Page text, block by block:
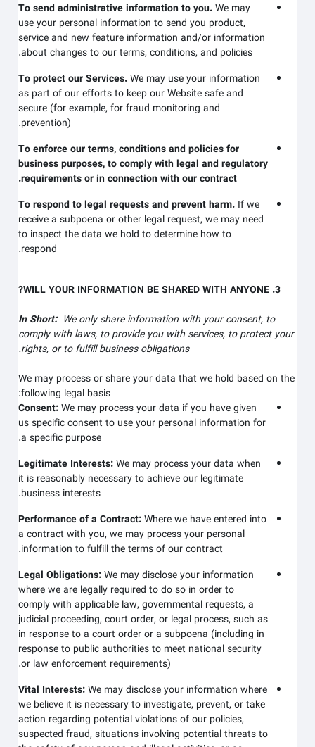
To send administrative information to you.We may
use your personal information to send you product,
service and new feature information and/or information
about changes to our terms, conditions, and policies.
To protect our Services.We may use your information
as part of our efforts to keep ourWebsitesafe and
secure (for example, for fraud monitoring and
prevention).
To enforce our terms, conditions and policies for
business purposes, to comply with legal and regulatory
requirements or in connection with our contract.
To respond to legal requests and prevent harm.If we
receive a subpoena or other legal request, we may need
to inspect the data we hold to determine how to
respond.
In Short:We only share information with your consent, to
comply with laws, to provide you with services, to protect your
rights, or to fulfill business obligations.
We may process or share your data that we hold based on the
following legal basis:
Consent:We may process your data if you have given
us specific consent to use your personal information for
a specific purpose.
Legitimate Interests:We may process your data when
it is reasonably necessary to achieve our legitimate
business interests.
Performance of a Contract:Where we have entered into
a contract with you, we may process your personal
information to fulfill the terms of our contract.
Legal Obligations:We may disclose your information
where we are legally required to do so in order to
comply with applicable law, governmental requests, a
judicial proceeding, court order, or legal process, such as
in response to a court order or a subpoena (including in
response to public authorities to meet national security
or law enforcement requirements).
Vital Interests:We may disclose your information where
we believe it is necessary to investigate, prevent, or take
action regarding potential violations of our policies,
suspected fraud, situations involving potential threats to